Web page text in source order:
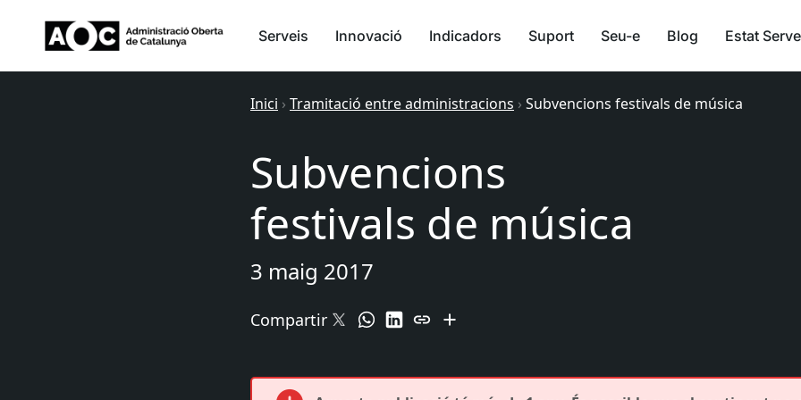
Serveis Innovació Indicadors Suport Seu-e Blog Estat
Inici › Tramitació entre administracions › Subvencions festivals de música
Subvencions
festivals de música
3 maig 2017
Compartir